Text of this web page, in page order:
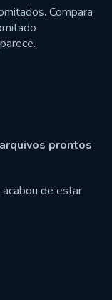
Compara
prontos
de estar